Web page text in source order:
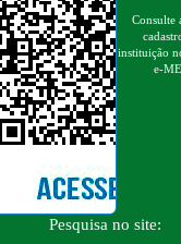
Consulte
instituição
e-
Pesquisa no site: